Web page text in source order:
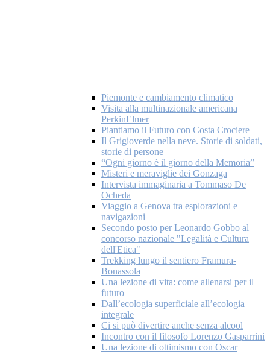
Piemonte e cambiamento climatico
Visita alla multinazionale americana
PerkinElmer
Piantiamo il Futuro con Costa Crociere
Il Grigioverde nella neve. Storie di soldati,
storie di persone
“Ogni giorno è il giorno della Memoria”
Misteri e meraviglie dei Gonzaga
Intervista immaginaria a Tommaso De
Ocheda
Viaggio a Genova tra esplorazioni e
navigazioni
Secondo posto per Leonardo Gobbo al
concorso nazionale "Legalità e Cultura
dell'Etica"
Trekking lungo il sentiero Framura-
Bonassola
Una lezione di vita: come allenarsi per il
futuro
Dall’ecologia superficiale all’ecologia
integrale
Ci si può divertire anche senza alcool
Incontro con il filosofo Lorenzo Gasparrini
Una lezione di ottimismo con Oscar